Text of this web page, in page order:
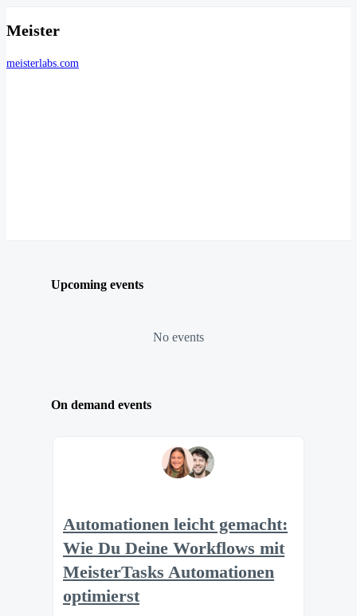
Meister
meisterlabs.com
Upcoming events
No events
On demand events
Automationen leicht gemacht:
Wie Du Deine Workflows mit
MeisterTasks Automationen
optimierst